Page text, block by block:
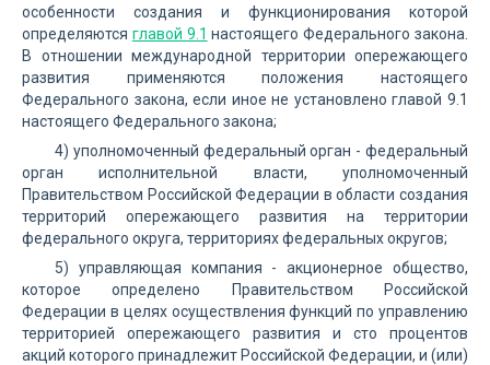
особенности создания и функционирования которой
определяются главой 9.1 настоящего Федерального закона.
В отношении международной территории опережающего
развития применяются положения настоящего
Федерального закона, если иное не установлено главой 9.1
настоящего Федерального закона;
4) уполномоченный федеральный орган - федеральный
орган исполнительной власти, уполномоченный
Правительством Российской Федерации в области создания
территорий опережающего развития на территории
федерального округа, территориях федеральных округов;
5) управляющая компания - акционерное общество,
которое определено Правительством Российской
Федерации в целях осуществления функций по управлению
территорией опережающего развития и сто процентов
акций которого принадлежит Российской Федерации, и (или)